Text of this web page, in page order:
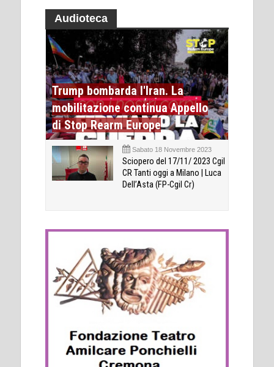
Audioteca
Trump bombarda l'Iran. La
mobilitazione continua Appello
di Stop Rearm Europe
Sabato 18 Novembre 2023
Sciopero del 17/11/ 2023 Cgil
CR Tanti oggi a Milano | Luca
Dell’Asta (FP-Cgil Cr)